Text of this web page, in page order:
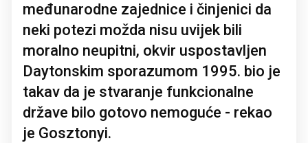
međunarodne zajednice i činjenici da
neki potezi možda nisu uvijek bili
moralno neupitni, okvir uspostavljen
Daytonskim sporazumom 1995. bio je
takav da je stvaranje funkcionalne
države bilo gotovo nemoguće - rekao
je Gosztonyi.